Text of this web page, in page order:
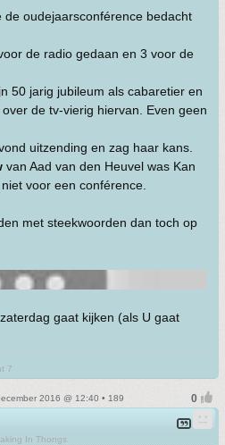
de oudejaarsconférence bedacht
de radio gedaan en 3 voor de
50 jarig jubileum als cabaretier en
de tv-vierig hiervan. Even geen
uitzending en zag haar kans.
van Aad van den Heuvel was Kan
voor een conférence.
met steekwoorden dan toch op
gaat kijken (als U gaat
7
2016 @ 12:40 • 189
In Thongs